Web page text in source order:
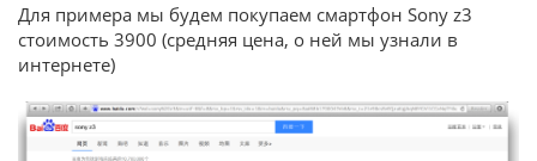
Для примера мы будем покупаем смартфон Sony z3
стоимость 3900 (средняя цена, о ней мы узнали в
интернете)